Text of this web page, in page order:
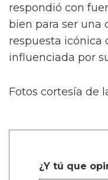
respondió con
bien para ser una
respuesta icónica
influenciada por
Fotos cortesía de
¿Y tú que